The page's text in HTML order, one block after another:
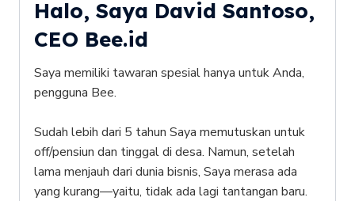
Halo, Saya David Santoso,
CEO Bee.id
Saya memiliki tawaran spesial hanya untuk Anda,
pengguna Bee.
Sudah lebih dari 5 tahun Saya memutuskan untuk
off/pensiun dan tinggal di desa. Namun, setelah
lama menjauh dari dunia bisnis, Saya merasa ada
yang kurang—yaitu, tidak ada lagi tantangan baru.